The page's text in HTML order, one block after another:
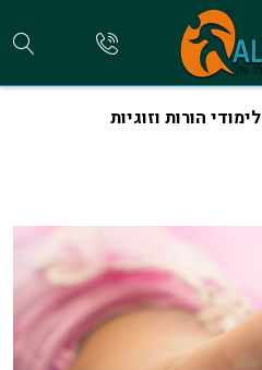
להתקשר
לימודי הורות וזוגיות